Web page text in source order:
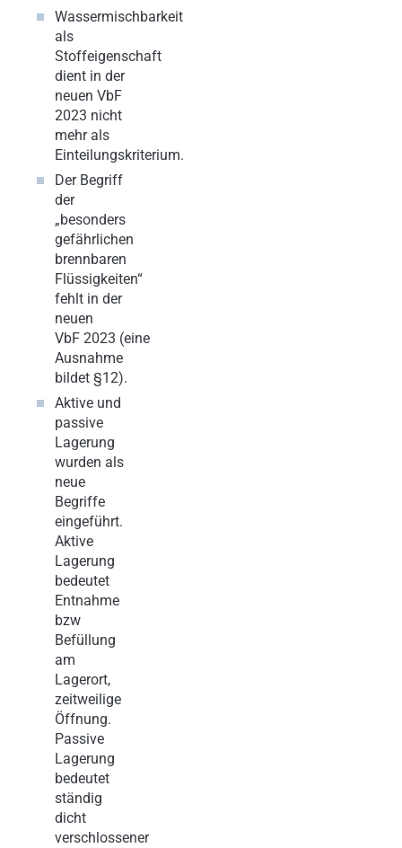
Wassermischbarkeit
als
Stoffeigenschaft
dient in der
neuen VbF
2023 nicht
mehr als
Einteilungskriterium.
Der Begriff
der
„besonders
gefährlichen
brennbaren
Flüssigkeiten“
fehlt in der
neuen
VbF 2023 (eine
Ausnahme
bildet §12).
Aktive und
passive
Lagerung
wurden als
neue
Begriffe
eingeführt.
Aktive
Lagerung
bedeutet
Entnahme
bzw
Befüllung
am
Lagerort,
zeitweilige
Öffnung.
Passive
Lagerung
bedeutet
ständig
dicht
verschlossener